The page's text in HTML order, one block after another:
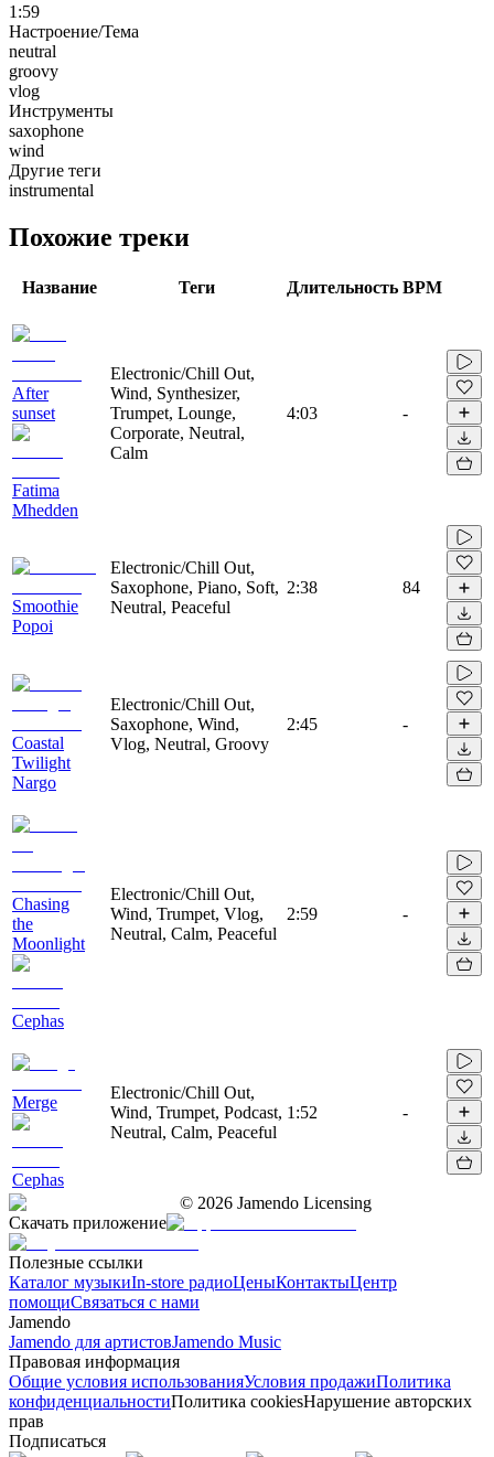
1:59
Настроение/Тема
neutral
groovy
vlog
Инструменты
saxophone
wind
Другие теги
instrumental
Похожие треки
Название Теги Длительность BPM
After
sunset
Fatima
Mhedden
Electronic/Chill Out,
Wind, Synthesizer,
Trumpet, Lounge,
Corporate, Neutral,
Calm
4:03 -
Smoothie
Popoi
Electronic/Chill Out,
Saxophone, Piano, Soft,
Neutral, Peaceful
2:38 84
Coastal
Twilight
Nargo
Electronic/Chill Out,
Saxophone, Wind,
Vlog, Neutral, Groovy
2:45 -
Chasing
the
Moonlight
Cephas
Electronic/Chill Out,
Wind, Trumpet, Vlog,
Neutral, Calm, Peaceful
2:59 -
Merge
Cephas
Electronic/Chill Out,
Wind, Trumpet, Podcast,
Neutral, Calm, Peaceful
1:52 -
© 2026 Jamendo Licensing
Скачать приложение
Полезные ссылки
Каталог музыкиIn-store радиоЦеныКонтактыЦентр
помощиСвязаться с нами
Jamendo
Jamendo для артистовJamendo Music
Правовая информация
Общие условия использованияУсловия продажиПолитика
конфиденциальностиПолитика cookiesНарушение авторских
прав
Подписаться